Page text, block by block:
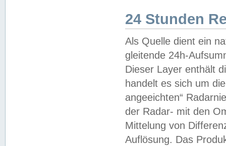
24 Stunden
Als Quelle dient ein
gleitende 24h-
Dieser Layer enthält
handelt es sich um
angeeichten“
der Radar- mit den
Mittelung von
Auflösung. Das